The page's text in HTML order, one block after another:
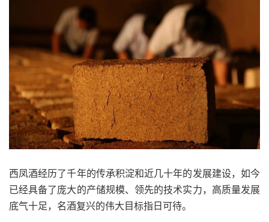
西凤酒经历了千年的传承积淀和近几十年的发展建设，如今
已经具备了庞大的产储规模、领先的技术实力，高质量发展
底气十足，名酒复兴的伟大目标指日可待。